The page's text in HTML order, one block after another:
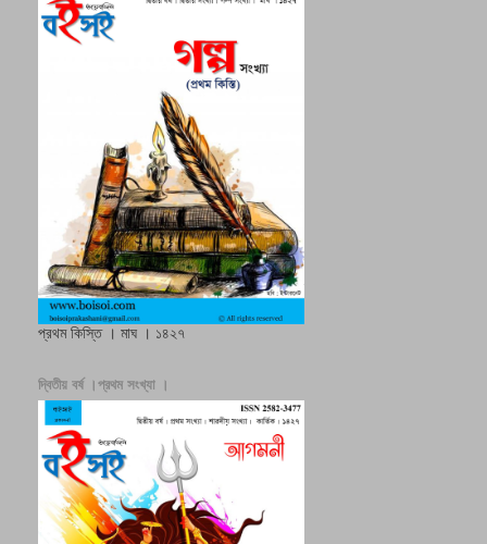
প্রথম কিস্তি । মাঘ । ১৪২৭
দ্বিতীয় বর্ষ ।প্রথম সংখ্যা ।